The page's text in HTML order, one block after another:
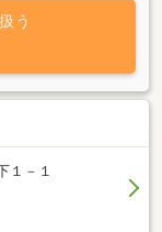
会社と建設会社が
快適な暮らしを提
う
１－１